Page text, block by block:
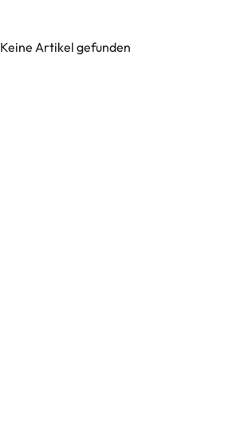
Keine Artikel gefunden